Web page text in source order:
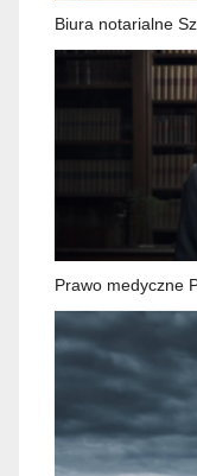
Biura notarialne
Prawo medyczne